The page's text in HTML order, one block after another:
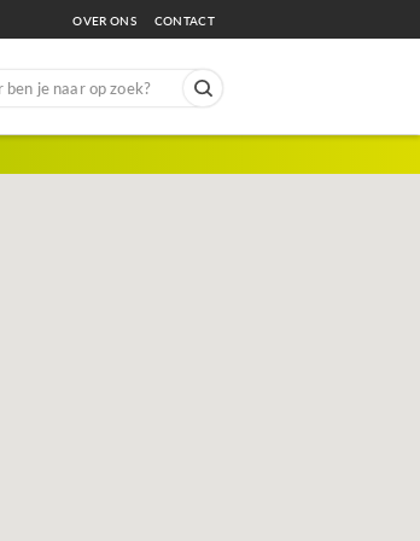
OVER ONS CONTACT